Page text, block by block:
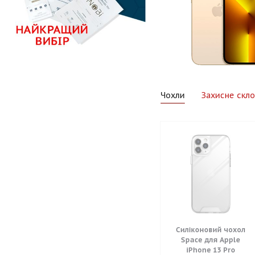
Чохли Захисне скло
Силіконовий чохол
Space для Apple
iPhone 13 Pro